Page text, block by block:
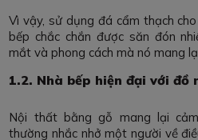
Vì vậy, sử dụng đá cẩm thạch
bếp chắc chắn được săn đón
mắt và phong cách mà nó mang
1.2. Nhà bếp hiện đại với
Nội thất bằng gỗ mang lại
thường nhắc nhở một người về